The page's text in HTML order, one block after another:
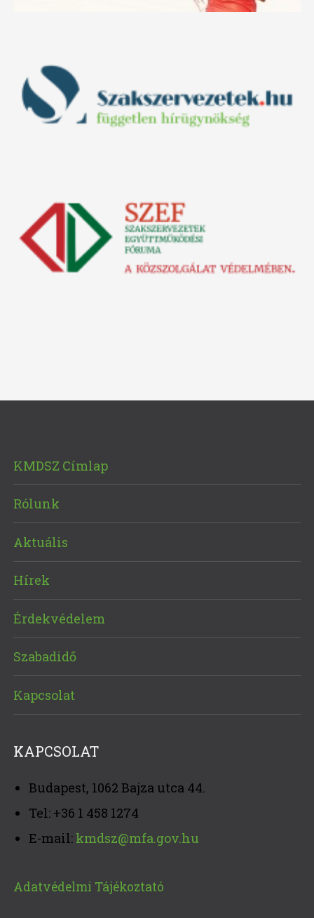
KMDSZ Címlap
Rólunk
Aktuális
Hírek
Érdekvédelem
Szabadidő
Kapcsolat
KAPCSOLAT
Budapest, 1062 Bajza utca 44.
Tel: +36 1 458 1274
E-mail: kmdsz@mfa.gov.hu
Adatvédelmi Tájékoztató